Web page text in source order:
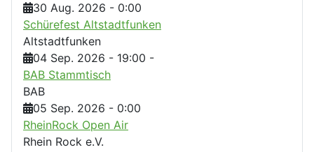
30 Aug. 2026 - 0:00
Schürefest Altstadtfunken
Altstadtfunken
04 Sep. 2026 - 19:00 -
BAB Stammtisch
BAB
05 Sep. 2026 - 0:00
RheinRock Open Air
Rhein Rock e.V.